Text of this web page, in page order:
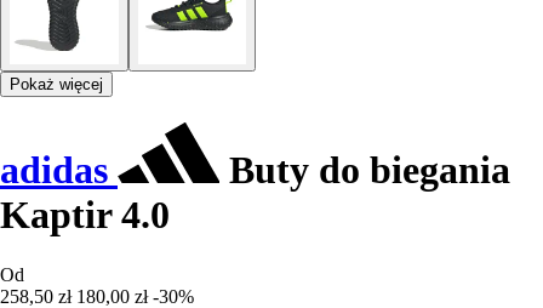
Pokaż więcej
adidas
Buty do biegania
Kaptir 4.0
Od
258,50 zł 180,00 zł -30%